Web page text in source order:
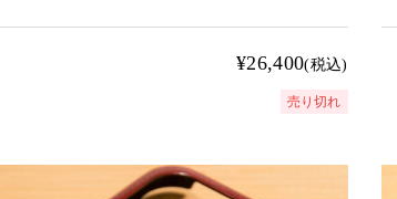
¥26,400(税込)
売り切れ